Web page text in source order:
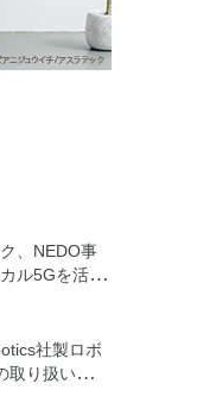
、NEDO事
ル5Gを活用
信最適化の
施社製ロボ
取り扱いを開